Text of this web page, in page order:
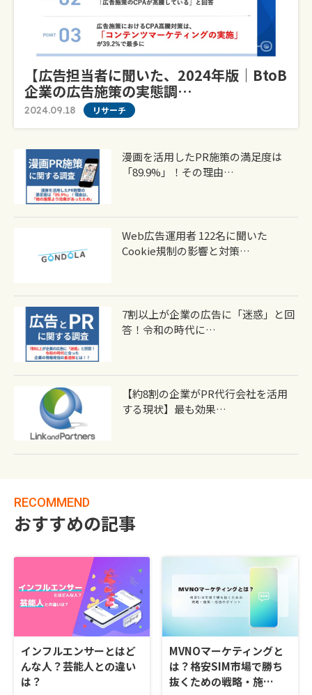
【広告担当者に聞いた、2024年版｜BtoB
企業の広告施策の実態調…
2024.09.18 リサーチ
漫画を活用したPR施策の満足度は
「89.9%」！その理由…
Web広告運用者 122名に聞いた
Cookie規制の影響と対策…
7割以上が企業の広告に「迷惑」と回
答！令和の時代に…
【約8割の企業がPR代行会社を活用
する現状】最も効果…
RECOMMEND
おすすめの記事
インフルエンサーとはど
んな人？芸能人との違い
は？
MVNOマーケティングと
は？格安SIM市場で勝ち
抜くための戦略・施…